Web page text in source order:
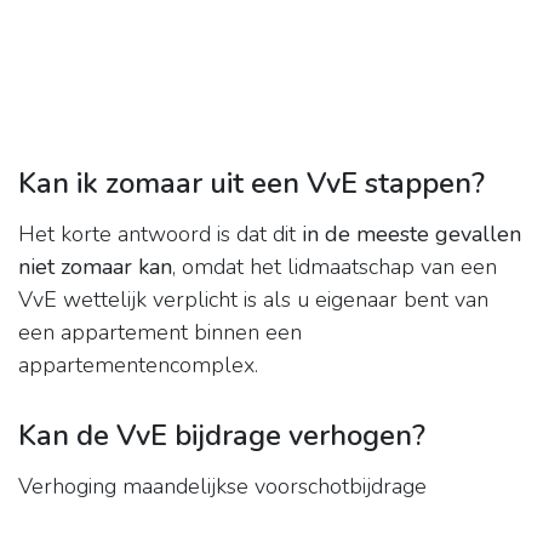
Kan ik zomaar uit een VvE stappen?
Het korte antwoord is dat dit in de meeste gevallen
niet zomaar kan, omdat het lidmaatschap van een
VvE wettelijk verplicht is als u eigenaar bent van
een appartement binnen een
appartementencomplex.
Kan de VvE bijdrage verhogen?
Verhoging maandelijkse voorschotbijdrage